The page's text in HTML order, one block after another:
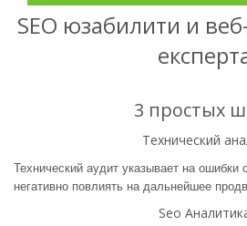
SEO юзабилити и
3 простых
Технический
Технический аудит указывает на ошибки
негативно повлиять на дальнейшее
Seo